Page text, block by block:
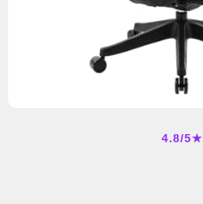
4.8/5★